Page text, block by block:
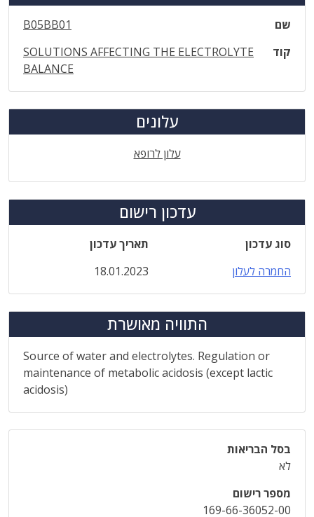
שם
B05BB01
קוד
SOLUTIONS AFFECTING THE ELECTROLYTE
BALANCE
עלונים
עלון לרופא
עדכון רישום
סוג עדכון
תאריך עדכון
החמרה לעלון
18.01.2023
התוויה מאושרת
Source of water and electrolytes. Regulation or
maintenance of metabolic acidosis (except lactic
acidosis)
בסל הבריאות
לא
מספר רישום
169-66-36052-00